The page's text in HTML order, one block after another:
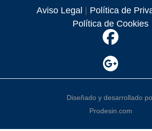
Aviso Legal | Política de
Política de Cookies
Diseñado y desarrollado
Prodesin.com